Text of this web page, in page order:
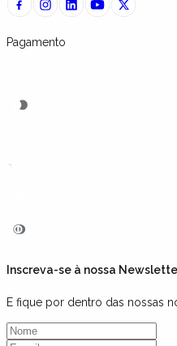
Pagamento
Inscreva-se à nossa
E fique por dentro das nossas